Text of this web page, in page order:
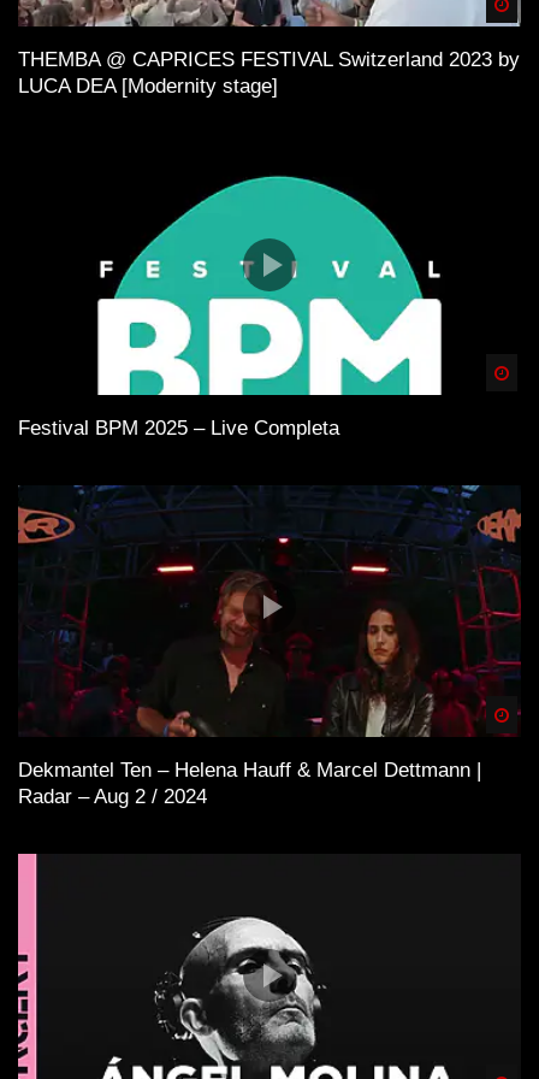
THEMBA @ CAPRICES FESTIVAL Switzerland 2023 by
LUCA DEA [Modernity stage]
Festival BPM 2025 – Live Completa
Dekmantel Ten – Helena Hauff & Marcel Dettmann |
Radar – Aug 2 / 2024